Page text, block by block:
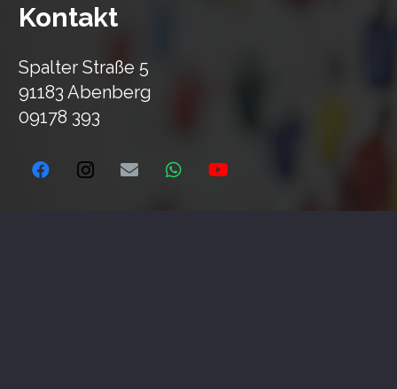
Kontakt
Spalter Straße 5
91183 Abenberg
09178 393